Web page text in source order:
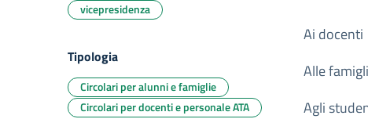
Ai docenti
Alle
Agli
vicepresidenza
Tipologia
Circolari per alunni e famiglie
Circolari per docenti e personale ATA